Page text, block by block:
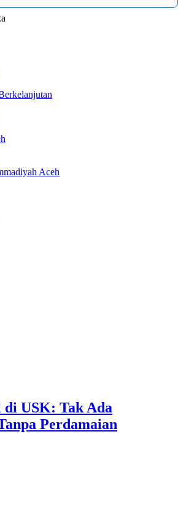
Aceh
USK: Tak Ada
Perdamaian